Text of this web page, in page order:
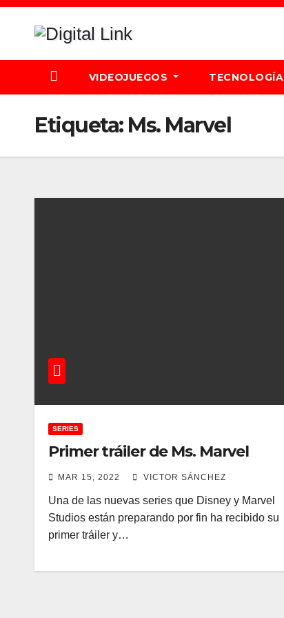
Saltar
VIDEOJUEGOS TECNOLOGÍA
Etiqueta: Ms. Marvel
SERIES
Primer tráiler de Ms. Marvel
MAR 15, 2022 VICTOR SÁNCHEZ
Una de las nuevas series que Disney y Marvel
Studios están preparando por fin ha recibido su
primer tráiler y…